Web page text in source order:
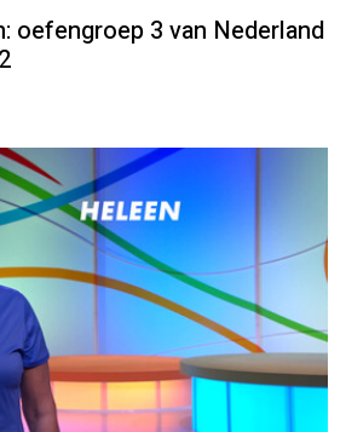
oefengroep 3 van Nederland